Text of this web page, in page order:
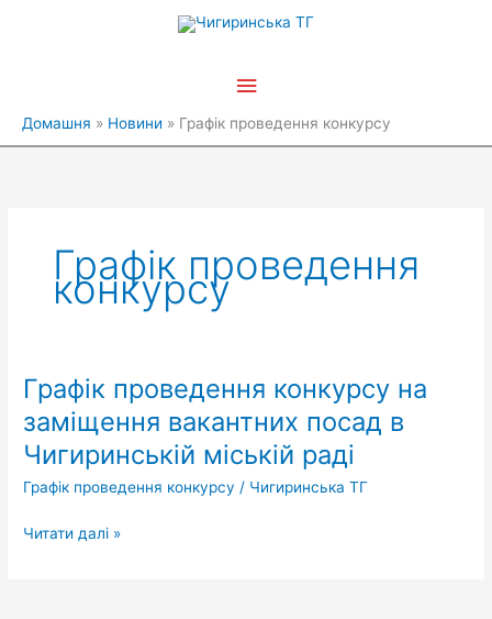
Головне
Домашня Новини Графік проведення конкурсу
Графік проведення
конкурсу
Графік проведення конкурсу на
заміщення вакантних посад в
Чигиринській міській раді
Графік проведення конкурсу / Чигиринська ТГ
Графік
проведення
конкурсу
на
заміщення
посад
Читати далі »